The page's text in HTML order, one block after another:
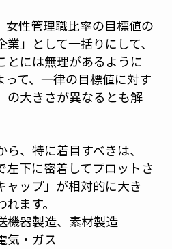
女性管理職比率の目標値の
」として一括りにして、
とには無理があるように
って、一律の目標値に対す
の大きさが異なるとも解
、特に着目すべきは、
左下に密着してプロットさ
ャップ」が相対的に大き
ます。
器製造、素材製造
・ガス